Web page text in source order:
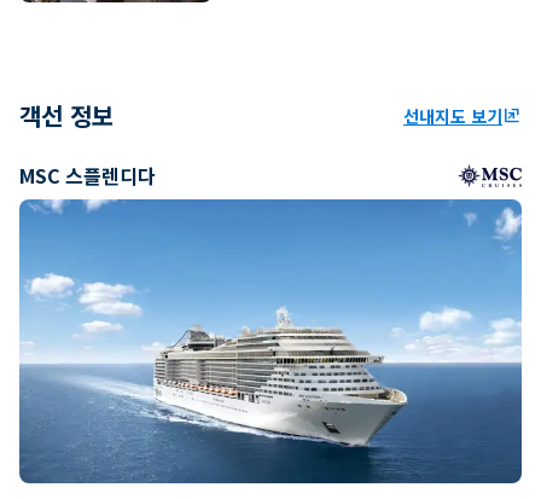
객선 정보 선내지도 보기ungroup
MSC 스플렌디다